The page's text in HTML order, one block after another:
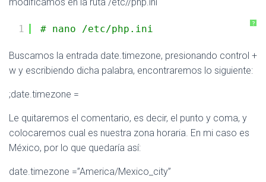
modificamos en la ruta /etc//php.ini
?
1 # nano /etc/php.ini
Buscamos la entrada date.timezone, presionando control +
w y escribiendo dicha palabra, encontraremos lo siguiente:
;date.timezone =
Le quitaremos el comentario, es decir, el punto y coma, y
colocaremos cual es nuestra zona horaria. En mi caso es
México, por lo que quedaría así:
date.timezone =”America/Mexico_city”